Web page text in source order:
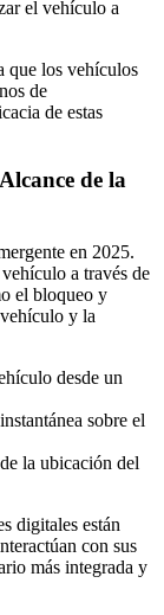
el vehículo a
que los vehículos
de
de estas
de la
en 2025.
a través de
el bloqueo y
y la
desde un
sobre el
la ubicación del
digitales están
con sus
más integrada y